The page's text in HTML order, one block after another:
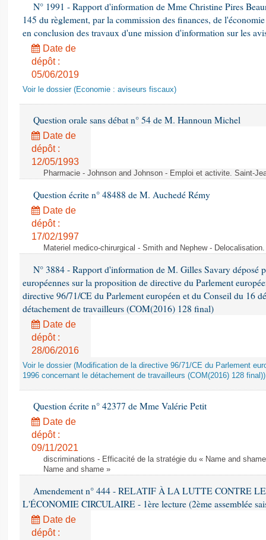
N° 1991 - Rapport d'information de Mme Christine Pires
145 du règlement, par la commission des finances, de
en conclusion des travaux d'une mission d'information sur les
Date de
dépôt :
05/06/2019
Voir le dossier (Economie : aviseurs fiscaux)
Question orale sans débat n° 54 de M. Hannoun Michel
Date de
dépôt :
12/05/1993
Pharmacie - Johnson and Johnson - Emploi et activite. Saint-
Question écrite n° 48488 de M. Auchedé Rémy
Date de
dépôt :
17/02/1997
Materiel medico-chirurgical - Smith and Nephew -
N° 3884 - Rapport d'information de M. Gilles Savary déposé
européennes sur la proposition de directive du Parlement
directive 96/71/CE du Parlement européen et du Conseil du 16
détachement de travailleurs (COM(2016) 128 final)
Date de
dépôt :
28/06/2016
Voir le dossier (Modification de la directive 96/71/CE du Parlement
1996 concernant le détachement de travailleurs (COM(2016) 128 final))
Question écrite n° 42377 de Mme Valérie Petit
Date de
dépôt :
09/11/2021
discriminations - Efficacité de la stratégie du « Name and
Name and shame »
Amendement n° 444 - RELATIF À LA LUTTE CONTRE
L'ÉCONOMIE CIRCULAIRE - 1ère lecture (2ème assemblée
Date de
dépôt :